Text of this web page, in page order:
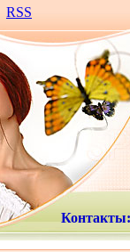
RSS
Контакты: